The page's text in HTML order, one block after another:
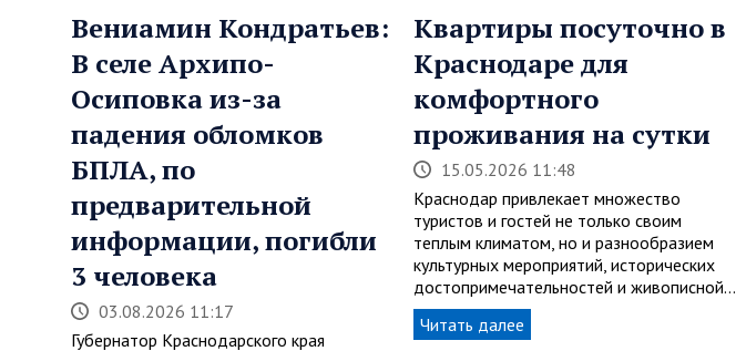
Вениамин Кондратьев:
В селе Архипо-
Осиповка из-за
падения обломков
БПЛА, по
предварительной
информации, погибли
3 человека
03.08.2026 11:17
Губернатор Краснодарского края
Квартиры посуточно в
Краснодаре для
комфортного
проживания на сутки
15.05.2026 11:48
Краснодар привлекает множество
туристов и гостей не только своим
теплым климатом, но и разнообразием
культурных мероприятий, исторических
достопримечательностей и живописной…
Читать далее